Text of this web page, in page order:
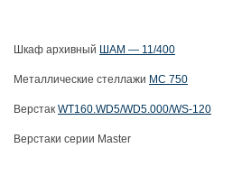
Шкаф архивный ШАМ — 11/400
Металлические стеллажи МС 750
Верстак WT160.WD5/WD5.000/WS-120
Верстаки серии Master